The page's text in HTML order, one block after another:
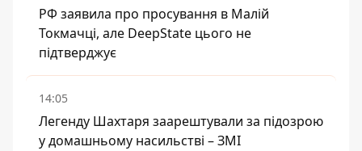
РФ заявила про просування в Малій
Токмачці, але DeepState цього не
підтверджує
14:05
Легенду Шахтаря заарештували за підозрою
у домашньому насильстві – ЗМІ